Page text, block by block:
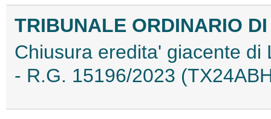
TRIBUNALE ORDINARIO
Chiusura eredita' giacente
- R.G. 15196/2023